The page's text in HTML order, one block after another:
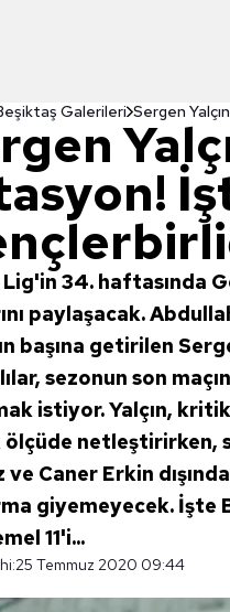
Galerileri Sergen
Lig'in 34. haftasında
paylaşacak.
başına getirilen
sezonun son
istiyor. Yalçın,
ölçüde netleştirirken,
ve Caner Erkin
giyemeyecek. İşte
11'i...
25 Temmuz 2020 09:44